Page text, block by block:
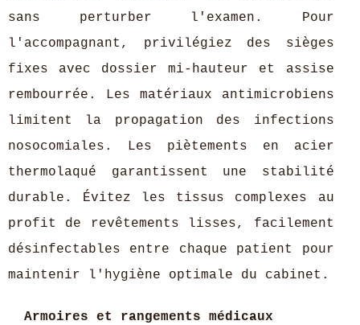
sans perturber l'examen. Pour
l'accompagnant, privilégiez des sièges
fixes avec dossier mi-hauteur et assise
rembourrée. Les matériaux antimicrobiens
limitent la propagation des infections
nosocomiales. Les piètements en acier
thermolaqué garantissent une stabilité
durable. Évitez les tissus complexes au
profit de revêtements lisses, facilement
désinfectables entre chaque patient pour
maintenir l'hygiène optimale du cabinet.
Armoires et rangements médicaux